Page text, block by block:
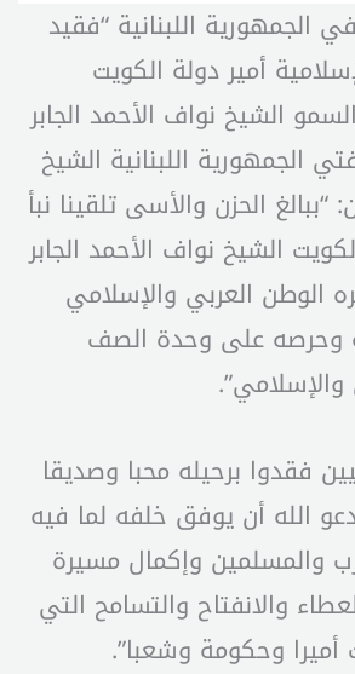
الجمهورية اللبنانية “فقيد
أمير دولة الكويت
الشيخ نواف الأحمد الجابر
الجمهورية اللبنانية الشيخ
الحزن والأسى تلقينا نبأ
الشيخ نواف الأحمد الجابر
الوطن العربي والإسلامي
وحرصه على وحدة الصف
فقدوا برحيله محبا وصديقا
الله أن يوفق خلفه لما فيه
والمسلمين وإكمال مسيرة
والانفتاح والتسامح التي
وحكومة وشعبا”.